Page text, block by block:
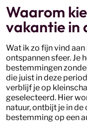
Waarom
vakantie in
Wat ik zo fijn vind
ontspannen sfeer. Je
bestemmingen
die juist in deze
verblijf je op
geselecteerd. Hier
natuur, ontbijt je in de
bestemming op een